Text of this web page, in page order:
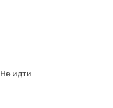
Не идти